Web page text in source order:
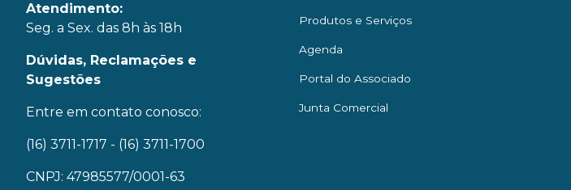
Atendimento:
Seg. a Sex. das 8h às 18h
Dúvidas, Reclamações e
Sugestões
Entre em contato conosco:
(16) 3711-1717 - (16) 3711-1700
CNPJ: 47985577/0001-63
Produtos e Serviços
Agenda
Portal do Associado
Junta Comercial